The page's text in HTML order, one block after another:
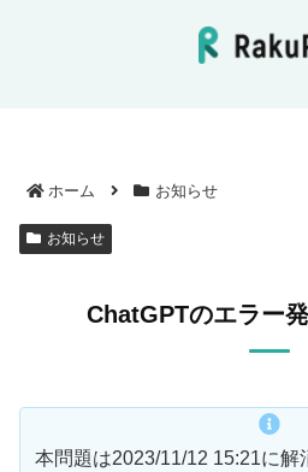
ホーム お知らせ
お知らせ
ChatGPTのエラー
本問題は2023/11/12 15:21に解